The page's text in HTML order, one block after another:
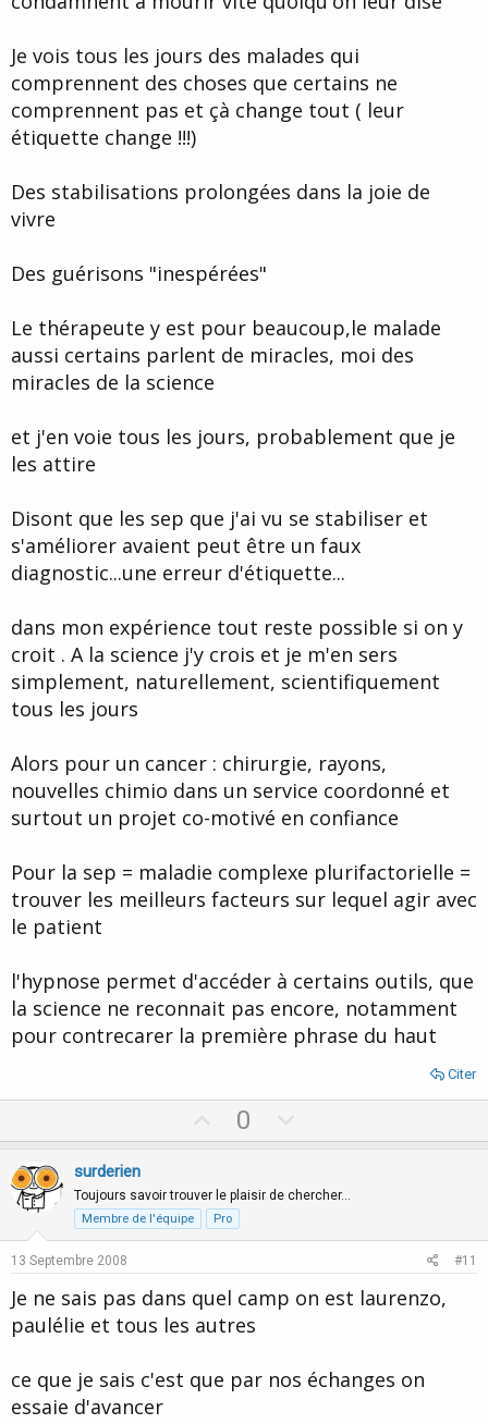
Je vois tous les jours des malades qui
comprennent des choses que certains ne
comprennent pas et çà change tout ( leur
étiquette change !!!)
Des stabilisations prolongées dans la joie de
vivre
Des guérisons "inespérées"
Le thérapeute y est pour beaucoup,le malade
aussi certains parlent de miracles, moi des
miracles de la science
et j'en voie tous les jours, probablement que je
les attire
Disont que les sep que j'ai vu se stabiliser et
s'améliorer avaient peut être un faux
diagnostic...une erreur d'étiquette...
dans mon expérience tout reste possible si on y
croit . A la science j'y crois et je m'en sers
simplement, naturellement, scientifiquement
tous les jours
Alors pour un cancer : chirurgie, rayons,
nouvelles chimio dans un service coordonné et
surtout un projet co-motivé en confiance
Pour la sep = maladie complexe plurifactorielle =
trouver les meilleurs facteurs sur lequel agir avec
le patient
l'hypnose permet d'accéder à certains outils, que
la science ne reconnait pas encore, notamment
pour contrecarer la première phrase du haut
Citer
p
o
t
e
0
o
n
o
e
surderien
Toujours savoir trouver le plaisir de chercher…
Membre de l'équipe Pro
13 Septembre 2008 #11
Je ne sais pas dans quel camp on est laurenzo,
paulélie et tous les autres
ce que je sais c'est que par nos échanges on
essaie d'avancer